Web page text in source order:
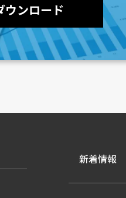
ウンロード
新着情報